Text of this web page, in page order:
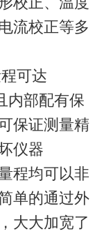
流校正等多
可达
内部配有保
保证测量精
仪器
程均可以非
单的通过外
大大加宽了